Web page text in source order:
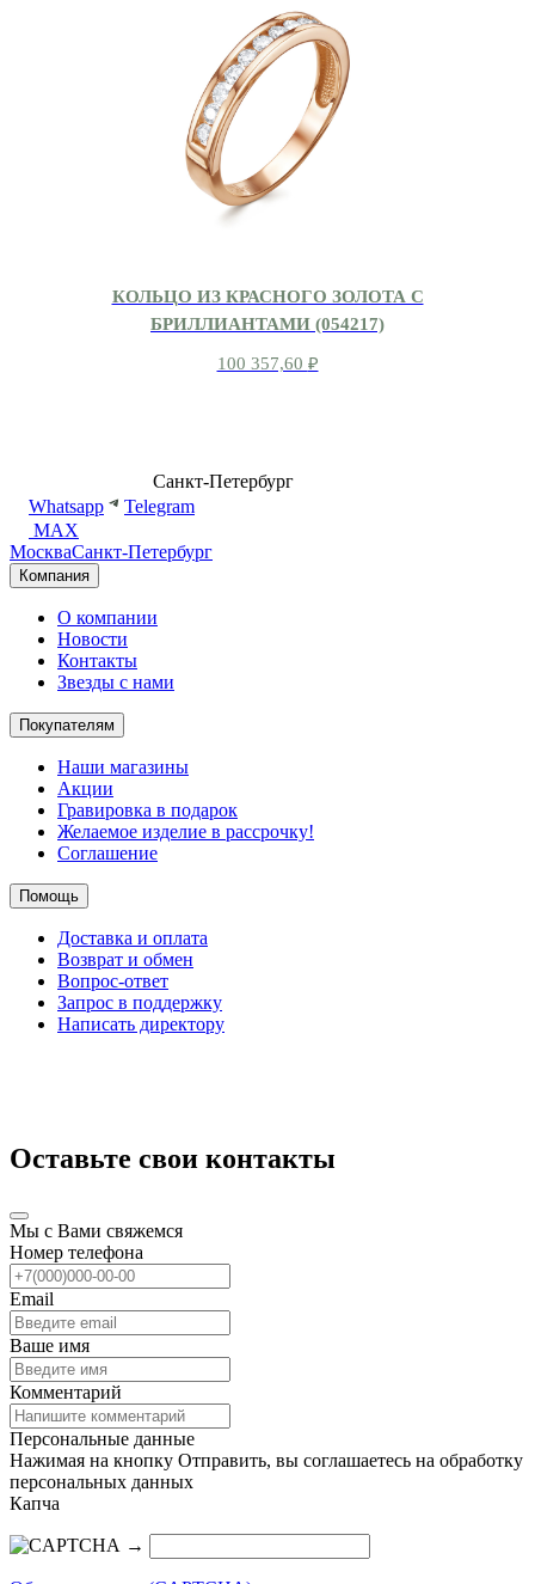
КОЛЬЦО ИЗ КРАСНОГО ЗОЛОТА С
БРИЛЛИАНТАМИ (054217)
100 357,60 ₽
Санкт-Петербург
Whatsapp
Telegram
MAX
МоскваСанкт-Петербург
Компания
О компании
Новости
Контакты
Звезды с нами
Покупателям
Наши магазины
Акции
Гравировка в подарок
Желаемое изделие в рассрочку!
Соглашение
Помощь
Доставка и оплата
Возврат и обмен
Вопрос-ответ
Запрос в поддержку
Написать директору
Оставьте свои контакты
Мы с Вами свяжемся
Номер телефона
Email
Ваше имя
Комментарий
Персональные данные
Нажимая на кнопку Отправить, вы соглашаетесь на обработку
персональных данных
Капча
→